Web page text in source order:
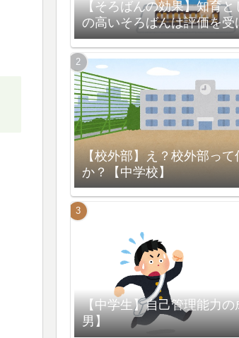
【そろばんの効果】知育と
の高いそろばんは評価を受
【脳の活性化】
【校外部】え？校外部って
か？【中学校】
【中学生】自己管理能力の
男】